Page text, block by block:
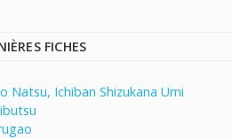
FICHES
Natsu, Ichiban Shizukana Umi